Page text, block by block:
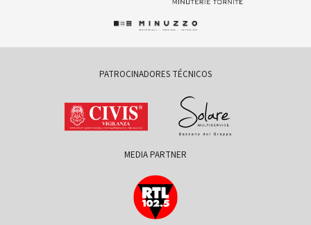
PATROCINADORES TÉCNICOS
MEDIA PARTNER